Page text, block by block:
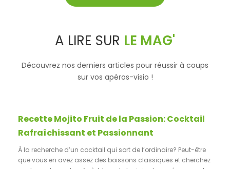
A LIRE SUR LE MAG'
Découvrez nos derniers articles pour réussir à coups
sur vos apéros-visio !
Recette Mojito Fruit de la Passion: Cocktail
Rafraîchissant et Passionnant
À la recherche d’un cocktail qui sort de l’ordinaire? Peut-être
que vous en avez assez des boissons classiques et cherchez